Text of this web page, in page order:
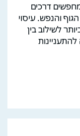
דרכים
והנפש. עיסוי
לשילוב בין